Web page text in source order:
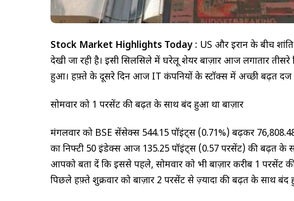
Stock Market Highlights Today: US और ईरान के बीच
देखी जा रही है। इसी सिलसिले में घरेलू शेयर बाज़ार आज लगातार
हुआ। हफ़्ते के दूसरे दिन आज IT कंपनियों के स्टॉक्स में अच्छी बढ़त दर्ज
सोमवार को 1 परसेंट की बढ़त के साथ बंद हुआ था बाज़ार
मंगलवार को BSE सेंसेक्स 544.15 पॉइंट्स (0.71%) बढ़कर
का निफ्टी 50 इंडेक्स आज 135.25 पॉइंट्स (0.57 परसेंट) की बढ़त के
आपको बता दें कि इससे पहले, सोमवार को भी बाज़ार करीब 1 परसेंट
पिछले हफ़्ते शुक्रवार को बाज़ार 2 परसेंट से ज़्यादा की बढ़त के साथ